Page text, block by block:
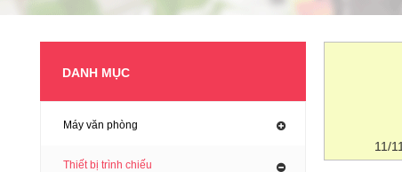
DANH MỤC
Máy văn phòng
Thiết bị trình chiếu
11/